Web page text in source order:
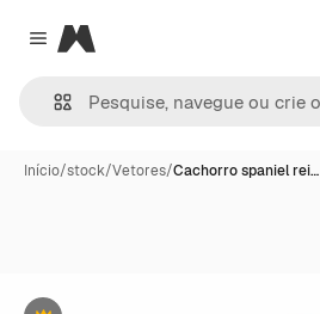
Close menu
Magnific
Início/stock/Vetores/Cachorro spaniel rei…